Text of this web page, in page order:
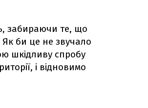
забираючи те, що
би це не звучало
шкідливу спробу
і відновимо